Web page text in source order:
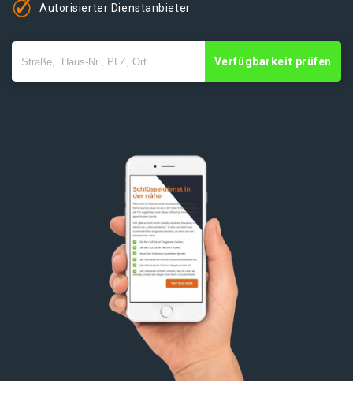
Autorisierter Dienstanbieter
Verfügbarkeit prüfen